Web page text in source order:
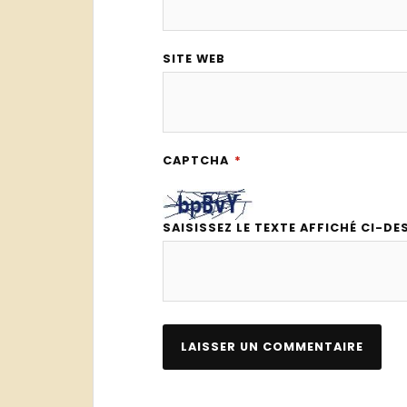
SITE WEB
CAPTCHA *
SAISISSEZ LE TEXTE AFFICHÉ CI-